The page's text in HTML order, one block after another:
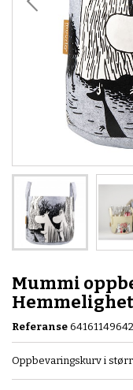
Mummi
Hemmelighet
Referanse
Oppbevaringskurv i